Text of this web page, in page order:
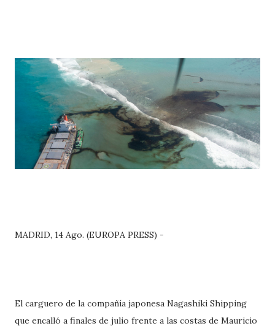
MADRID, 14 Ago. (EUROPA PRESS) -
El carguero de la compañía japonesa Nagashiki Shipping
que encalló a finales de julio frente a las costas de Mauricio